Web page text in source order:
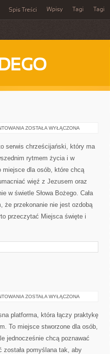
Spis Treści Wpisy Tagi Tagi
RELIGIE
ZOSTAŁA WYŁĄCZONA
serwis chrześcijański, który ma
rytmem życia i w
miejsce dla osób, które chcą
więź z Jezusem oraz
w świetle Słowa Bożego. Cała
że przekonanie nie jest ozdobą
przeczytać Miejsca święte i
JEŹDZIECTWO
ZOSTAŁA WYŁĄCZONA
platforma, która łączy praktykę
To miejsce stworzone dla osób,
jednocześnie chcą poznawać
została pomyślana tak, aby